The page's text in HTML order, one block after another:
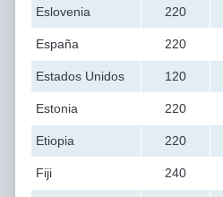
Eslovenia 220
España 220
Estados Unidos 120
Estonia 220
Etiopia 220
Fiji 240